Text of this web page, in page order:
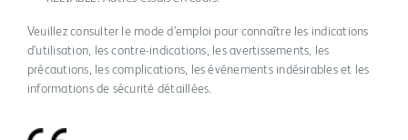
Veuillez consulter le mode d’emploi pour connaître les indications
d’utilisation, les contre-indications, les avertissements, les
précautions, les complications, les événements indésirables et les
informations de sécurité détaillées.